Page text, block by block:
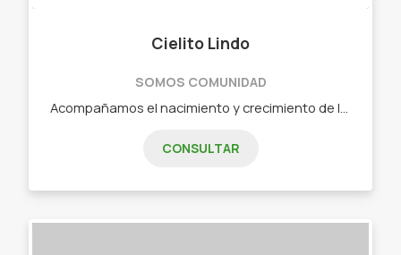
Cielito Lindo
SOMOS COMUNIDAD
CONSULTAR